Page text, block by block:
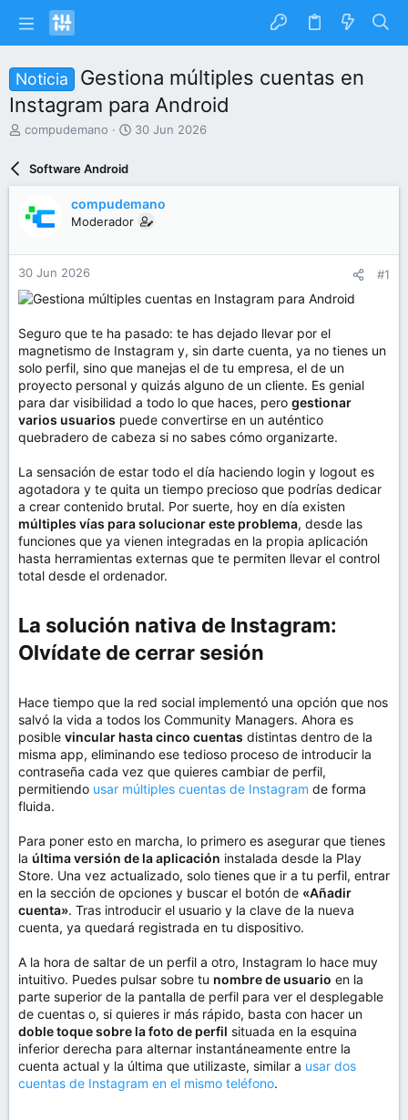
Noticia
Gestiona múltiples cuentas en
Instagram para Android
I
a
r
d
e
l
e
m
a
compudemano
F
d
e
n
30 Jun 2026
Software Android
compudemano
Moderador
30 Jun 2026 #1
Seguro que te ha pasado: te has dejado llevar por el
magnetismo de Instagram y, sin darte cuenta, ya no tienes un
solo perfil, sino que manejas el de tu empresa, el de un
proyecto personal y quizás alguno de un cliente. Es genial
para dar visibilidad a todo lo que haces, pero gestionar
varios usuarios puede convertirse en un auténtico
quebradero de cabeza si no sabes cómo organizarte.
La sensación de estar todo el día haciendo login y logout es
agotadora y te quita un tiempo precioso que podrías dedicar
a crear contenido brutal. Por suerte, hoy en día existen
múltiples vías para solucionar este problema, desde las
funciones que ya vienen integradas en la propia aplicación
hasta herramientas externas que te permiten llevar el control
total desde el ordenador.
La solución nativa de Instagram:
Olvídate de cerrar sesión​
Hace tiempo que la red social implementó una opción que nos
salvó la vida a todos los Community Managers. Ahora es
posible vincular hasta cinco cuentas distintas dentro de la
misma app, eliminando ese tedioso proceso de introducir la
contraseña cada vez que quieres cambiar de perfil,
permitiendo usar múltiples cuentas de Instagram de forma
fluida.
Para poner esto en marcha, lo primero es asegurar que tienes
la última versión de la aplicación instalada desde la Play
Store. Una vez actualizado, solo tienes que ir a tu perfil, entrar
en la sección de opciones y buscar el botón de «Añadir
cuenta». Tras introducir el usuario y la clave de la nueva
cuenta, ya quedará registrada en tu dispositivo.
A la hora de saltar de un perfil a otro, Instagram lo hace muy
intuitivo. Puedes pulsar sobre tu nombre de usuario en la
parte superior de la pantalla de perfil para ver el desplegable
de cuentas o, si quieres ir más rápido, basta con hacer un
doble toque sobre la foto de perfil situada en la esquina
inferior derecha para alternar instantáneamente entre la
cuenta actual y la última que utilizaste, similar a usar dos
cuentas de Instagram en el mismo teléfono.